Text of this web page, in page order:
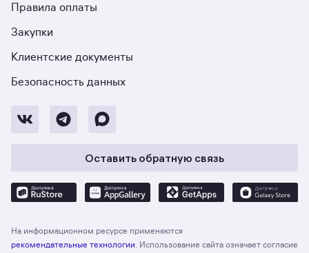
Правила оплаты
Закупки
Клиентские документы
Безопасность данных
Оставить обратную связь
На информационном ресурсе применяются
рекомендательные технологии . Использование сайта означает согласие